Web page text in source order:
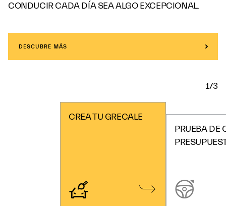
CONDUCIR CADA DÍA SEA ALGO EXCEPCIONAL.
DESCUBRE MÁS
1/3
CREA TU GRECALE
PRUEBA DE